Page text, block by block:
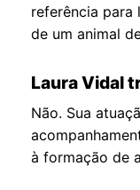
referência para
de um animal
Laura Vidal
Não. Sua
à formação de